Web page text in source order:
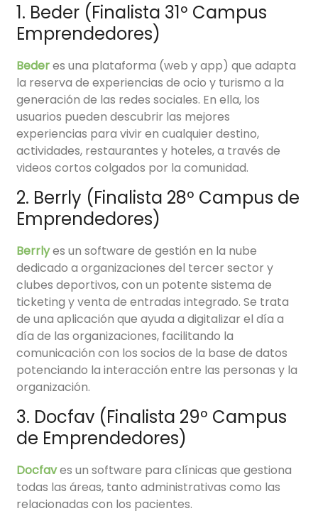
1. Beder (Finalista 31º Campus
Emprendedores)
Bederes una plataforma (web y app) que adapta
la reserva de experiencias de ocio y turismo a la
generación de las redes sociales. En ella, los
usuarios pueden descubrir las mejores
experiencias para vivir en cualquier destino,
actividades, restaurantes y hoteles, a través de
videos cortos colgados por la comunidad.
2. Berrly (Finalista 28º Campus de
Emprendedores)
Berrlyes un software de gestión en la nube
dedicado a organizaciones del tercer sector y
clubes deportivos, con un potente sistema de
ticketing y venta de entradas integrado. Se trata
de una aplicación que ayuda a digitalizar el día a
día de las organizaciones, facilitando la
comunicación con los socios de la base de datos
potenciando la interacción entre las personas y la
organización.
3. Docfav (Finalista 29º Campus
de Emprendedores)
Docfaves un software para clínicas que gestiona
todas las áreas, tanto administrativas como las
relacionadas con los pacientes.